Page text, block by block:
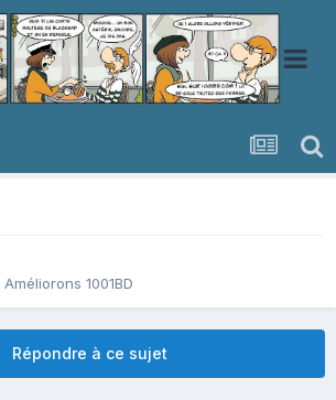
Améliorons 1001BD
Répondre à ce sujet